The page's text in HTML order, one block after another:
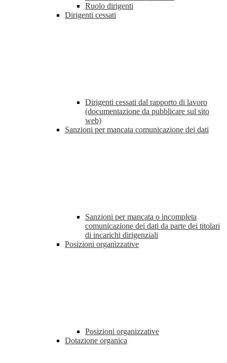
Ruolo dirigenti
Dirigenti cessati
Dirigenti cessati dal rapporto di lavoro
(documentazione da pubblicare sul sito
web)
Sanzioni per mancata comunicazione dei dati
Sanzioni per mancata o incompleta
comunicazione dei dati da parte dei titolari
di incarichi dirigenziali
Posizioni organizzative
Posizioni organizzative
Dotazione organica